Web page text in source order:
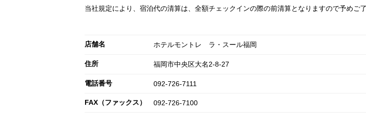
当社規定により、宿泊代の清算は、全額チェックインの際の前清算となりますので予めご
店舗名 ホテルモントレ ラ・スール福岡
住所 福岡市中央区大名2-8-27
電話番号 092-726-7111
FAX（ファックス） 092-726-7100